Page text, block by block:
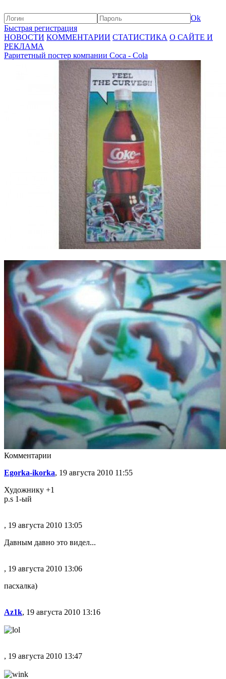
Ok
Быстрая регистрация
НОВОСТИ КОММЕНТАРИИ СТАТИСТИКА О САЙТЕ И
РЕКЛАМА
Раритетный постер компании Coca - Cola
Комментарии
Egorka-ikorka, 19 августа 2010 11:55
Художнику +1
p.s 1-ый
, 19 августа 2010 13:05
Давным давно это видел...
, 19 августа 2010 13:06
пасхалка)
Az1k, 19 августа 2010 13:16
, 19 августа 2010 13:47